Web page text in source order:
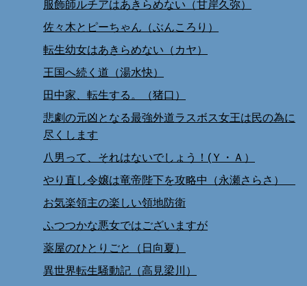
服飾師ルチアはあきらめない（甘岸久弥）
佐々木とピーちゃん（ぶんころり）
転生幼女はあきらめない（カヤ）
王国へ続く道（湯水快）
田中家、転生する。（猪口）
悲劇の元凶となる最強外道ラスボス女王は民の為に
尽くします
八男って、それはないでしょう！(Ｙ・Ａ）
やり直し令嬢は竜帝陛下を攻略中（永瀬さらさ）
お気楽領主の楽しい領地防衛
ふつつかな悪女ではございますが
薬屋のひとりごと（日向夏）
異世界転生騒動記（高見梁川）